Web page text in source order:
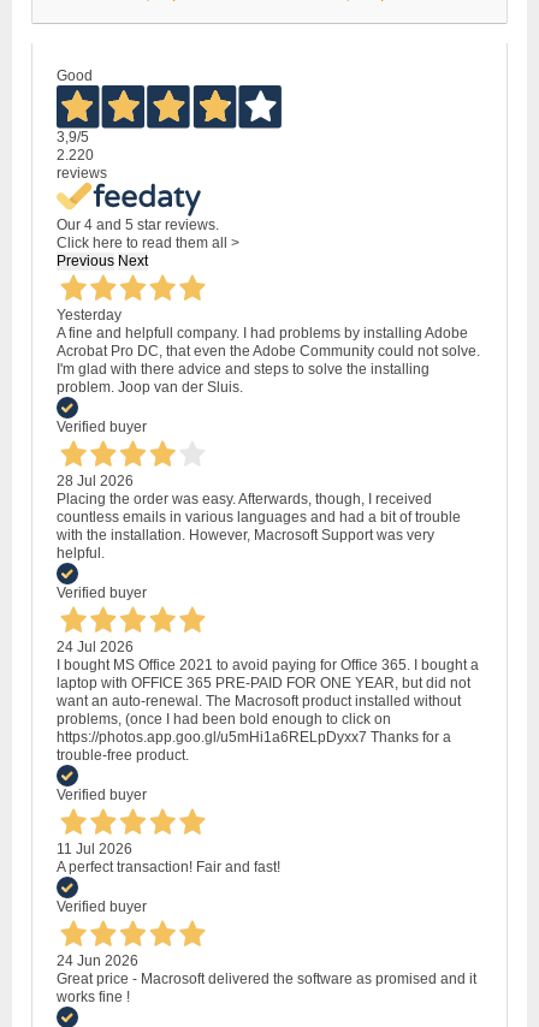
Good
3,9/5
2.220
reviews
Our 4 and 5 star reviews.
Click here to read them all >
Previous Next
Yesterday
A fine and helpfull company. I had problems by installing Adobe
Acrobat Pro DC, that even the Adobe Community could not solve.
I'm glad with there advice and steps to solve the installing
problem. Joop van der Sluis.
Verified buyer
28 Jul 2026
Placing the order was easy. Afterwards, though, I received
countless emails in various languages and had a bit of trouble
with the installation. However, Macrosoft Support was very
helpful.
Verified buyer
24 Jul 2026
I bought MS Office 2021 to avoid paying for Office 365. I bought a
laptop with OFFICE 365 PRE-PAID FOR ONE YEAR, but did not
want an auto-renewal. The Macrosoft product installed without
problems, (once I had been bold enough to click on
https://photos.app.goo.gl/u5mHi1a6RELpDyxx7 Thanks for a
trouble-free product.
Verified buyer
11 Jul 2026
A perfect transaction! Fair and fast!
Verified buyer
24 Jun 2026
Great price - Macrosoft delivered the software as promised and it
works fine !